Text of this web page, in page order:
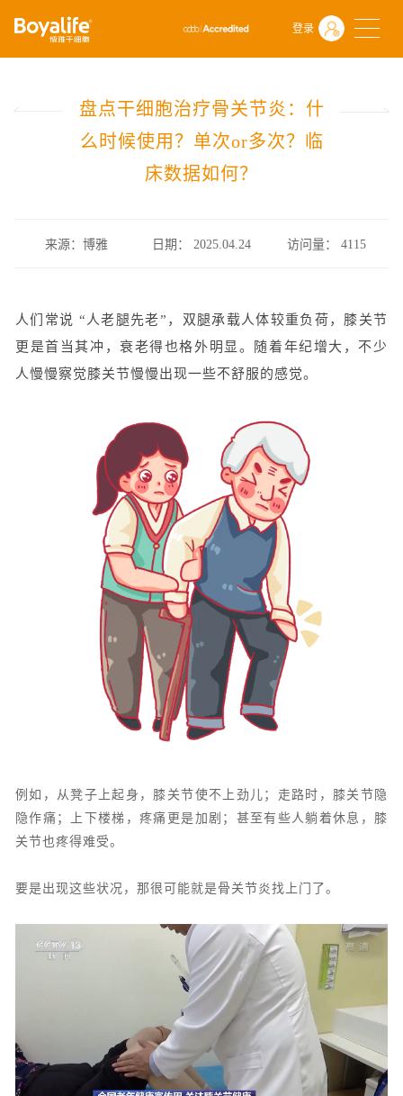
登录
首页 什么是干细胞
前沿动态
盘点干细胞治疗骨关节炎：什么时候使用？单次or多次？临床数据如
盘点干细胞治疗骨关节炎：什
么时候使用？单次or多次？临
床数据如何？
来源：博雅 日期： 2025.04.24 访问量：4115
人们常说 “人老腿先老”，双腿承载人体较重负荷， 膝关节
更是首当其冲， 衰老得也格外明显。随着年纪增大，不少
人慢慢察觉膝关节慢慢出现一些不舒服的感觉。
例如，从凳子上起身，膝关节使不上劲儿；走路时，膝关节隐
隐作痛；上下楼梯，疼痛更是加剧；甚至有些人躺着休息，膝
关节也疼得难受。
要是出现这些状况，那很可能就是骨关节炎找上门了。